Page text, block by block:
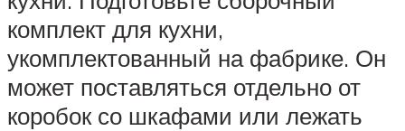
комплект для кухни,
укомплектованный на фабрике. Он
может поставляться отдельно от
коробок со шкафами или лежать